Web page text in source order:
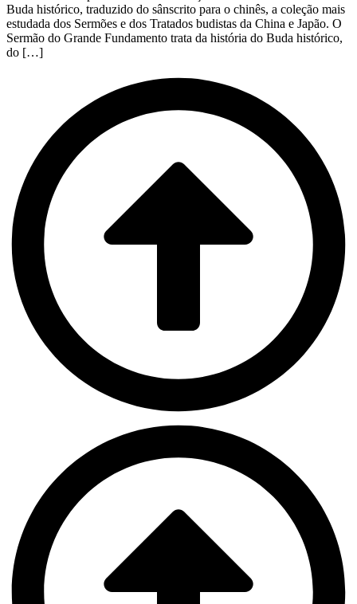
Buda histórico, traduzido do sânscrito para o chinês, a coleção mais
estudada dos Sermões e dos Tratados budistas da China e Japão. O
Sermão do Grande Fundamento trata da história do Buda histórico,
do […]